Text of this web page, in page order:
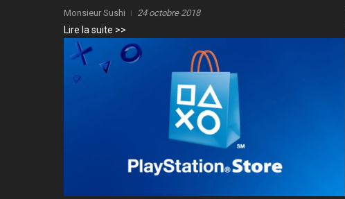
Monsieur Sushi 24 octobre 2018
Lire la suite >>